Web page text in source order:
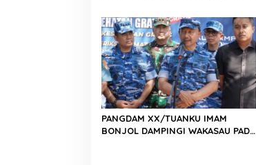
Kolaborasi Polri dan Media Demi
Kepentingan Masyarakat
PANGDAM XX/TUANKU IMAM
BONJOL DAMPINGI WAKASAU PADA